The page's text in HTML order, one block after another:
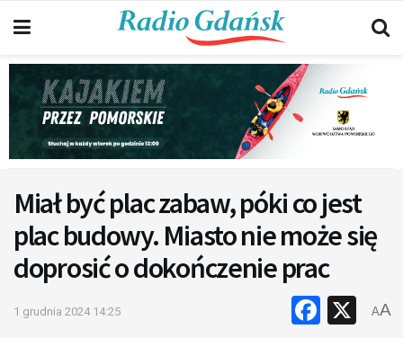
Miał być plac zabaw, póki co jest
plac budowy. Miasto nie może się
doprosić o dokończenie prac
1 grudnia 2024 14:25 X
AA